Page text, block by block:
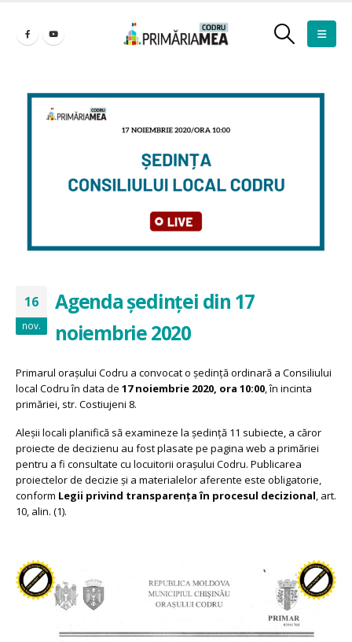
16
nov.
Agenda ședinței din 17
noiembrie 2020
Primarul orașului Codru a convocat o ședință ordinară a Consiliului
local Codru în data de 17 noiembrie 2020, ora 10:00 , în incinta
primăriei, str. Costiujeni 8.
Aleșii locali planifică să examineze la ședință 11 subiecte, a căror
proiecte de decizienu au fost plasate pe pagina web a primăriei
pentru a fi consultate cu locuitorii orașului Codru. Publicarea
proiectelor de decizie și a materialelor aferente este obligatorie,
conform Legii privind transparența în procesul decizional, art.
10, alin. (1).